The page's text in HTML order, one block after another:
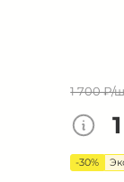
1 700 ₽/
-30%